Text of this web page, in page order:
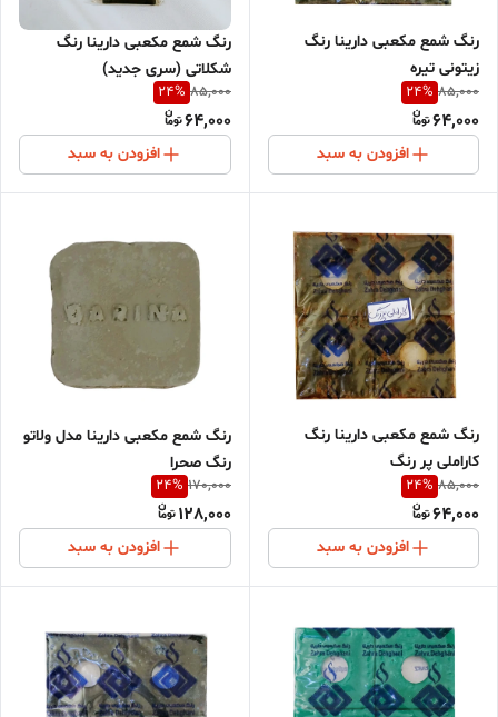
رنگ شمع مکعبی دارینا رنگ
زیتونی تیره
85,000
24%
64,000
افزودن به سبد
رنگ شمع مکعبی دارینا رنگ
شکلاتی (سری جدید)
85,000
24%
64,000
افزودن به سبد
رنگ شمع مکعبی دارینا رنگ
کاراملی پر رنگ
85,000
24%
64,000
افزودن به سبد
رنگ شمع مکعبی دارینا مدل ولاتو
رنگ صحرا
170,000
24%
128,000
افزودن به سبد